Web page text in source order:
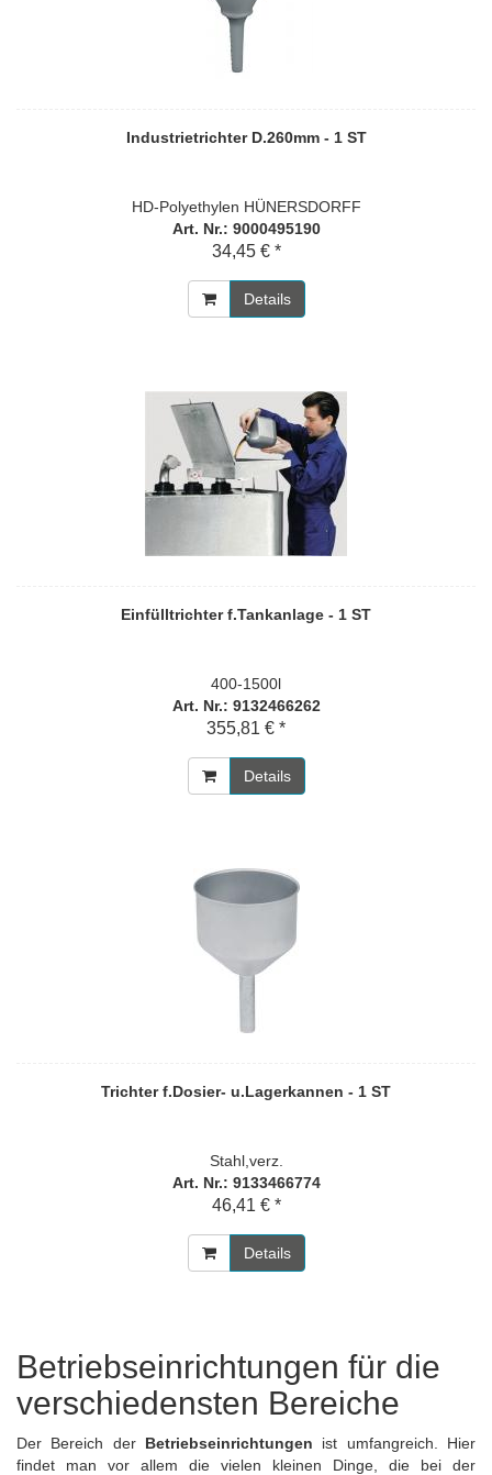
Industrietrichter D.260mm - 1 ST
HD-Polyethylen HÜNERSDORFF
Art. Nr.: 9000495190
34,45 € *
Details
Einfülltrichter f.Tankanlage - 1 ST
400-1500l
Art. Nr.: 9132466262
355,81 € *
Details
Trichter f.Dosier- u.Lagerkannen - 1 ST
Stahl,verz.
Art. Nr.: 9133466774
46,41 € *
Details
Betriebseinrichtungen für die
verschiedensten Bereiche
Der Bereich der Betriebseinrichtungen ist umfangreich. Hier
findet man vor allem die vielen kleinen Dinge, die bei der